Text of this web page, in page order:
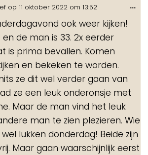
op 11 oktober 2022 om 13:52
ook weer kijken!
en de man is 33. 2x eerder
is prima bevallen. Komen
en bekeken te worden.
ze dit wel verder gaan van
ze een leuk onderonsje met
Maar de man vind het leuk
man te zien plezieren. Wie
lukken donderdag! Beide zijn
Maar gaan waarschijnlijk eerst
...